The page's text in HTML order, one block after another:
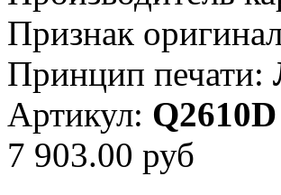
Признак
Принцип печати:
Артикул: Q2610D
7 903.00 руб